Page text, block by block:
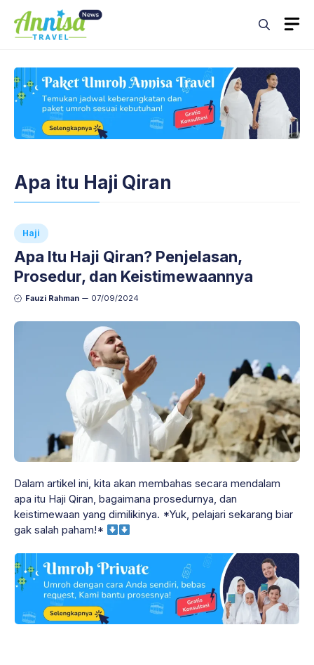
content
Apa itu Haji Qiran
Haji
Apa Itu Haji Qiran? Penjelasan,
Prosedur, dan Keistimewaannya
Fauzi Rahman 07/09/2024
Dalam artikel ini, kita akan membahas secara mendalam
apa itu Haji Qiran, bagaimana prosedurnya, dan
keistimewaan yang dimilikinya. *Yuk, pelajari sekarang biar
gak salah paham!*